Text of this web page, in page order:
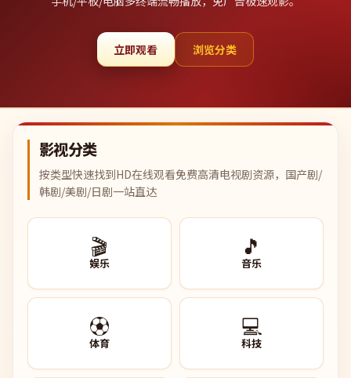
立即观看 浏览分类
影视分类
按类型快速找到HD在线观看免费高清电视剧资源，国产剧/
韩剧/美剧/日剧一站直达
🎬
娱乐
🎵
音乐
⚽
体育
💻
科技